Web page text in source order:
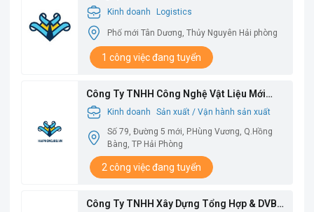
Kinh doanh Logistics
Phố mới Tân Dương, Thủy Nguyên Hải phòng
1 công việc đang tuyển
Công Ty TNHH Công Nghệ Vật Liệu Mới
Babysbreath
Kinh doanh
Sản xuất / Vận hành sản xuất
Số 79, Đường 5 mới, P.Hùng Vương, Q.Hồng
Bàng, TP Hải Phòng
2 công việc đang tuyển
Công Ty TNHH Xây Dựng Tổng Hợp & DVBV